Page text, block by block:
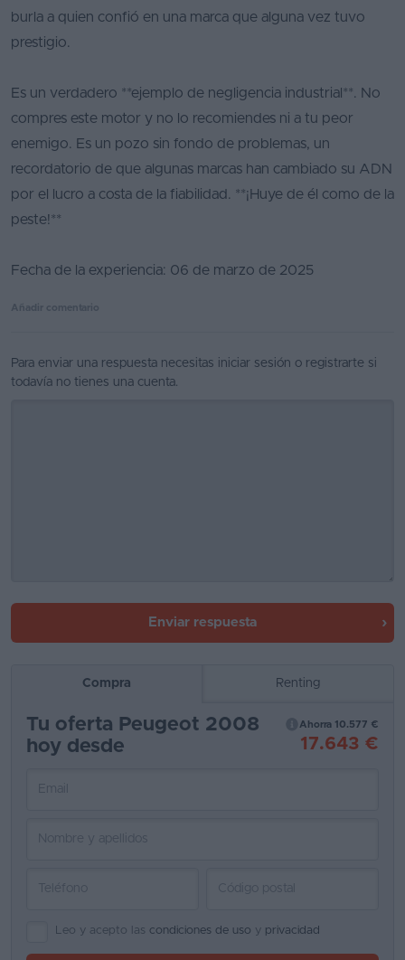
burla a quien confió en una marca que alguna vez tuvo
prestigio.
Es un verdadero **ejemplo de negligencia industrial**. No
compres este motor y no lo recomiendes ni a tu peor
enemigo. Es un pozo sin fondo de problemas, un
recordatorio de que algunas marcas han cambiado su ADN
por el lucro a costa de la fiabilidad. **¡Huye de él como de la
peste!**
Fecha de la experiencia: 06 de marzo de 2025
Añadir comentario
Para enviar una respuesta necesitas iniciar sesión o registrarte si
todavía no tienes una cuenta.
Enviar respuesta
Compra Renting
Tu oferta Peugeot 2008
hoy desde
Ahorra 10.577 €
17.643 €
Leo y acepto las condiciones de uso y privacidad